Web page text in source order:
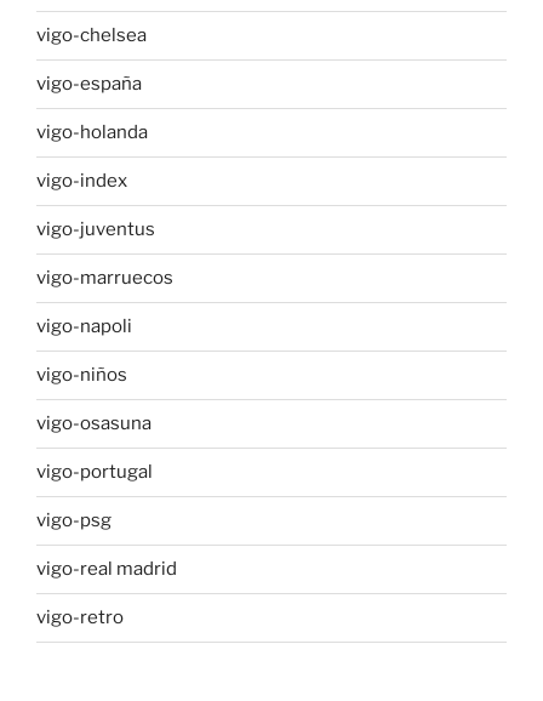
vigo-chelsea
vigo-españa
vigo-holanda
vigo-index
vigo-juventus
vigo-marruecos
vigo-napoli
vigo-niños
vigo-osasuna
vigo-portugal
vigo-psg
vigo-real madrid
vigo-retro